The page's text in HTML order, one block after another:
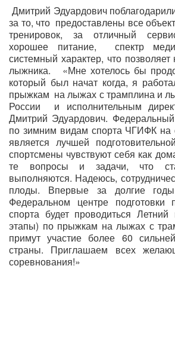
Дмитрий Эдуардович
за то, что предоставлены все
тренировок, за отличный
хорошее питание,
спектр
системный характер, что позволяет
лыжника.
«Мне хотелось бы
который был начат когда, я
прыжкам на лыжах с трамплина и
России
и исполнительным
Дмитрий Эдуардович. Федеральный
по зимним видам спорта ЧГИФК на
является лучшей
спортсмены чувствуют себя как
те вопросы и задачи, что
выполняются. Надеюсь,
плоды. Впервые за долгие
Федеральном центре
спорта будет проводиться
этапы) по прыжкам на лыжах с
примут участие более 60
страны. Приглашаем всех
соревнования!»